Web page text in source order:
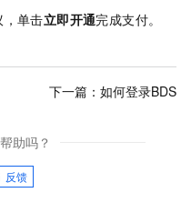
单击立即开通完成支付。
下一篇： 如何登录BDS
助吗？
反馈